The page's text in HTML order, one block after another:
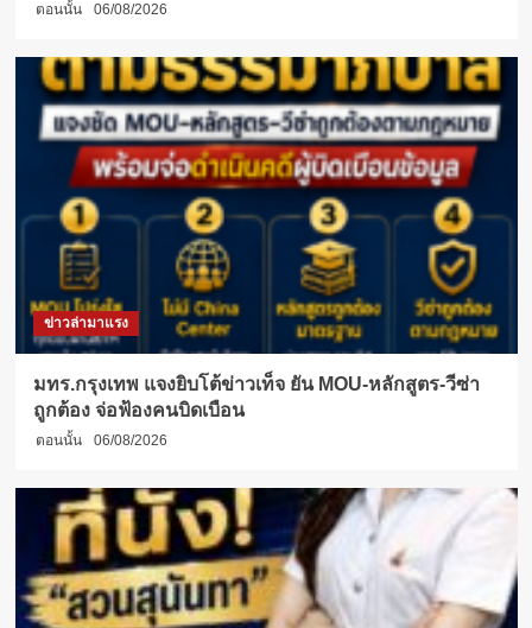
ตอนนั้น 06/08/2026
ข่าวล่ามาแรง
มทร.กรุงเทพ แจงยิบโต้ข่าวเท็จ ยัน MOU-หลักสูตร-วีซ่า
ถูกต้อง จ่อฟ้องคนบิดเบือน
ตอนนั้น 06/08/2026